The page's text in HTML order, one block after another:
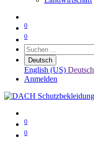
0
0
Deutsch
English (US) Deutsch
Anmelden
0
0